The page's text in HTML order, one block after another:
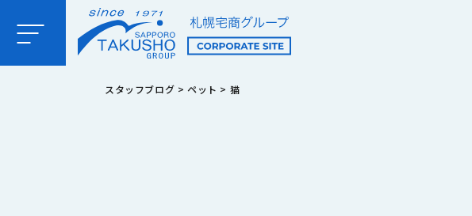
スタッフブログ >ペット > 猫